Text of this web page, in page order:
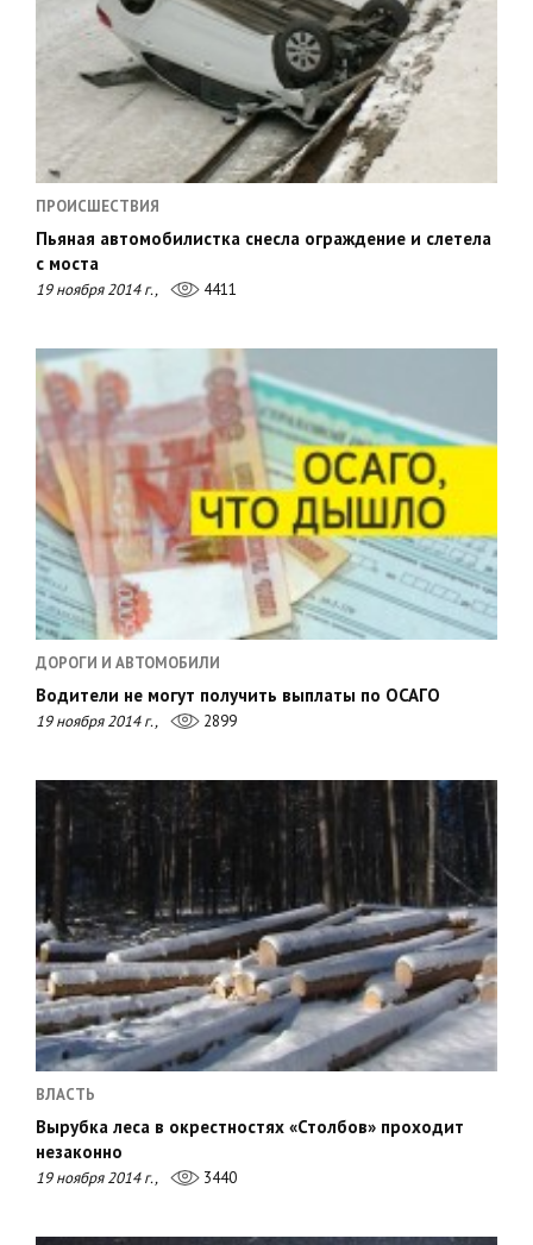
ПРОИСШЕСТВИЯ
Пьяная автомобилистка снесла ограждение и слетела
с моста
19 ноября 2014 г., 4411
ДОРОГИ И АВТОМОБИЛИ
Водители не могут получить выплаты по ОСАГО
19 ноября 2014 г., 2899
ВЛАСТЬ
Вырубка леса в окрестностях «Столбов» проходит
незаконно
19 ноября 2014 г., 3440